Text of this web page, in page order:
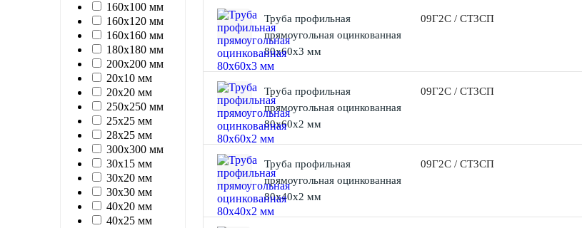
160х100 мм
160х120 мм
160х160 мм
180х180 мм
200х200 мм
20х10 мм
20х20 мм
250х250 мм
25х25 мм
28х25 мм
300х300 мм
30х15 мм
30х20 мм
30х30 мм
40х20 мм
40х25 мм
Труба профильная
прямоугольная оцинкованная
80х60х3 мм
09Г2С / СТ3СП
Труба профильная
прямоугольная оцинкованная
80х60х2 мм
09Г2С / СТ3СП
Труба профильная
прямоугольная оцинкованная
80х40х2 мм
09Г2С / СТ3СП